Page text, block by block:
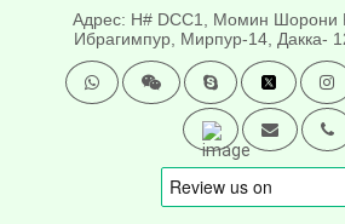
Адрес: H# DCC1, Момин Шорони
Ибрагимпур, Мирпур-14, Дакка-